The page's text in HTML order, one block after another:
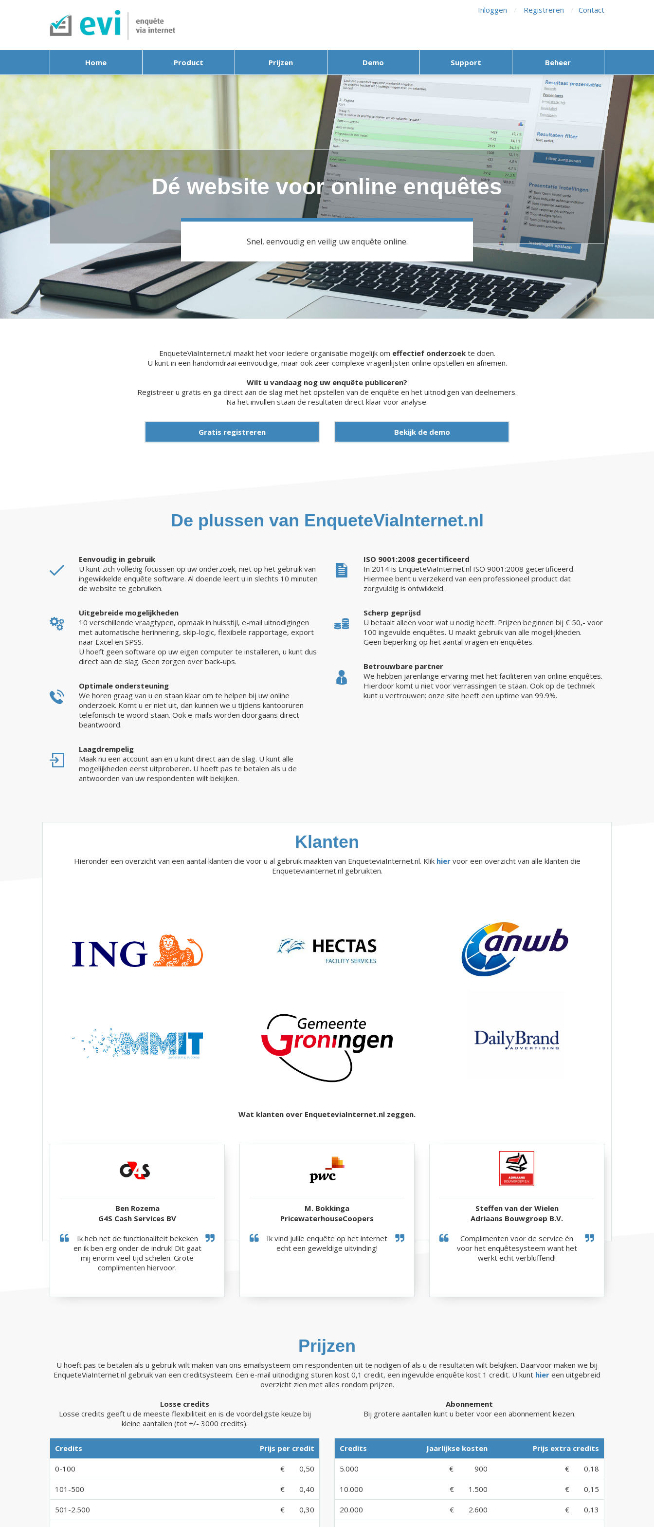
Inloggen / Registreren / Contact
Home Product Prijzen Demo Support Beheer
Dé website voor online enquêtes
Snel, eenvoudig en veilig uw enquête online.
EnqueteViaInternet.nl maakt het voor iedere organisatie mogelijk om effectief onderzoekte doen.
U kunt in een handomdraai eenvoudige, maar ook zeer complexe vragenlijsten online opstellen en afnemen.
Wilt u vandaag nog uw enquête publiceren?
Registreer u gratis en ga direct aan de slag met het opstellen van de enquête en het uitnodigen van deelnemers.
Na het invullen staan de resultaten direct klaar voor analyse.
Gratis registreren Bekijk de demo
De plussen van EnqueteViaInternet.nl
Eenvoudig in gebruik
U kunt zich volledig focussen op uw onderzoek, niet op het gebruik van
ingewikkelde enquête software. Al doende leert u in slechts 10 minuten
de website te gebruiken.
Uitgebreide mogelijkheden
10 verschillende vraagtypen, opmaak in huisstijl, e-mail uitnodigingen
met automatische herinnering, skip-logic, flexibele rapportage, export
naar Excel en SPSS.
U hoeft geen software op uw eigen computer te installeren, u kunt dus
direct aan de slag. Geen zorgen over back-ups.
Optimale ondersteuning
We horen graag van u en staan klaar om te helpen bij uw online
onderzoek. Komt u er niet uit, dan kunnen we u tijdens kantooruren
telefonisch te woord staan. Ook e-mails worden doorgaans direct
beantwoord.
Laagdrempelig
Maak nu een account aan en u kunt direct aan de slag. U kunt alle
mogelijkheden eerst uitproberen. U hoeft pas te betalen als u de
antwoorden van uw respondenten wilt bekijken.
ISO 9001:2008 gecertificeerd
In 2014 is EnqueteViaInternet.nl ISO 9001:2008 gecertificeerd.
Hiermee bent u verzekerd van een professioneel product dat
zorgvuldig is ontwikkeld.
Scherp geprijsd
U betaalt alleen voor wat u nodig heeft. Prijzen beginnen bij € 50,- voor
100 ingevulde enquêtes. U maakt gebruik van alle mogelijkheden.
Geen beperking op het aantal vragen en enquêtes.
Betrouwbare partner
We hebben jarenlange ervaring met het faciliteren van online enquêtes.
Hierdoor komt u niet voor verrassingen te staan. Ook op de techniek
kunt u vertrouwen: onze site heeft een uptime van 99.9%.
Klanten
Hieronder een overzicht van een aantal klanten die voor u al gebruik maakten van EnqueteviaInternet.nl. Klik hiervoor een overzicht van alle klanten die
Enqueteviainternet.nl gebruikten.
Wat klanten over EnqueteviaInternet.nl zeggen.
Ben Rozema
G4S Cash Services BV
Ik heb net de functionaliteit bekeken
en ik ben erg onder de indruk! Dit gaat
mij enorm veel tijd schelen. Grote
complimenten hiervoor.
M. Bokkinga
PricewaterhouseCoopers
Ik vind jullie enquête op het internet
echt een geweldige uitvinding!
Steffen van der Wielen
Adriaans Bouwgroep B.V.
Complimenten voor de service én
voor het enquêtesysteem want het
werkt echt verbluffend!
Prijzen
U hoeft pas te betalen als u gebruik wilt maken van ons emailsysteem om respondenten uit te nodigen of als u de resultaten wilt bekijken. Daarvoor maken we bij
EnqueteViaInternet.nl gebruik van een creditsysteem. Een e-mail uitnodiging sturen kost 0,1 credit, een ingevulde enquête kost 1 credit. U kunt hier een uitgebreid
overzicht zien met alles rondom prijzen.
Losse credits
Losse credits geeft u de meeste flexibiliteit en is de voordeligste keuze bij
kleine aantallen (tot +/- 3000 credits).
Credits Prijs per credit
0-100 € 0,50
101-500 € 0,40
501-2.500 € 0,30
Abonnement
Bij grotere aantallen kunt u beter voor een abonnement kiezen.
Credits Jaarlijkse kosten Prijs extra credits
5.000 € 900 € 0,18
10.000 € 1.500 € 0,15
20.000 € 2.600 € 0,13